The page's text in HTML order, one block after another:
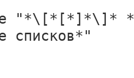
"*\[*[*]*\]*
списков*"